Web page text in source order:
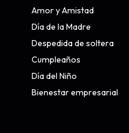
Amor y Amistad
Día de la Madre
Despedida de soltera
Cumpleaños
Día del Niño
Bienestar empresarial